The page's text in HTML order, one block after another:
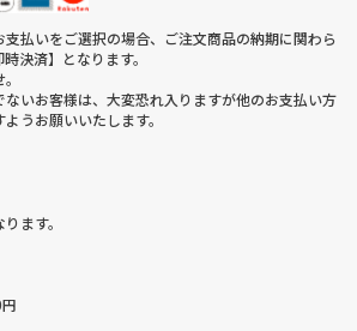
払いをご選択の場合、ご注文商品の納期に関わら
決済】となります。
ないお客様は、大変恐れ入りますが他のお支払い方
うお願いいたします。
ます。